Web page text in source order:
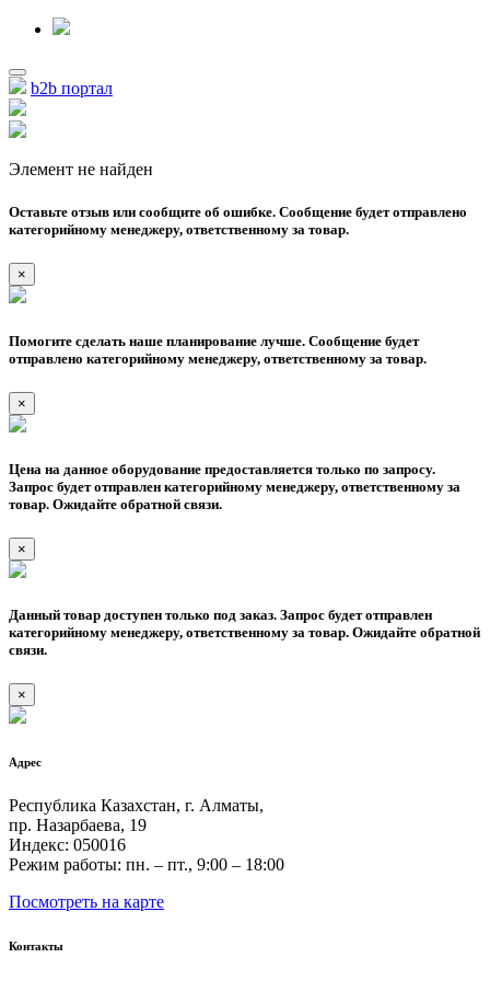
b2b портал
Элемент не найден
Оставьте отзыв или сообщите об ошибке. Сообщение будет отправлено
категорийному менеджеру, ответственному за товар.
×
Помогите сделать наше планирование лучше. Сообщение будет
отправлено категорийному менеджеру, ответственному за товар.
×
Цена на данное оборудование предоставляется только по запросу.
Запрос будет отправлен категорийному менеджеру, ответственному за
товар. Ожидайте обратной связи.
×
Данный товар доступен только под заказ. Запрос будет отправлен
категорийному менеджеру, ответственному за товар. Ожидайте обратной
связи.
×
Адрес
Республика Казахстан, г. Алматы,
пр. Назарбаева, 19
Индекс: 050016
Режим работы: пн. – пт., 9:00 – 18:00
Посмотреть на карте
Контакты